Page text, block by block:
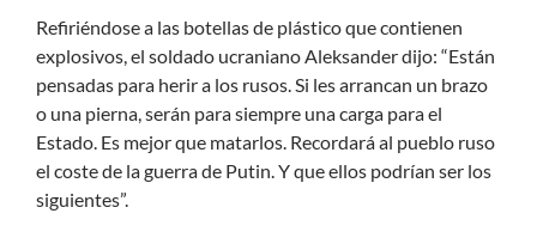
Refiriéndose a las botellas de plástico que contienen
explosivos, el soldado ucraniano Aleksander dijo: “Están
pensadas para herir a los rusos. Si les arrancan un brazo
o una pierna, serán para siempre una carga para el
Estado. Es mejor que matarlos. Recordará al pueblo ruso
el coste de la guerra de Putin. Y que ellos podrían ser los
siguientes”.